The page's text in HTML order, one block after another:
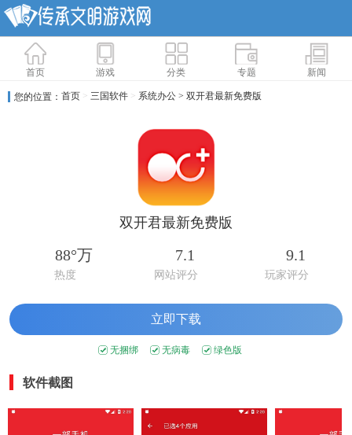
首页 游戏 分类 专题 新闻
您的位置： 首页 > 三国软件 > 系统办公 > 双开君最新免费版
双开君最新免费版
88°万
热度
7.1
网站评分
9.1
玩家评分
立即下载
无捆绑 无病毒 绿色版
软件截图